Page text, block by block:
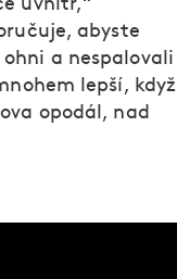
uvnitř,“
abyste
a nespalovali
lepší, když
opodál, nad